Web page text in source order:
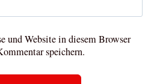
und Website in diesem Browser
speichern.